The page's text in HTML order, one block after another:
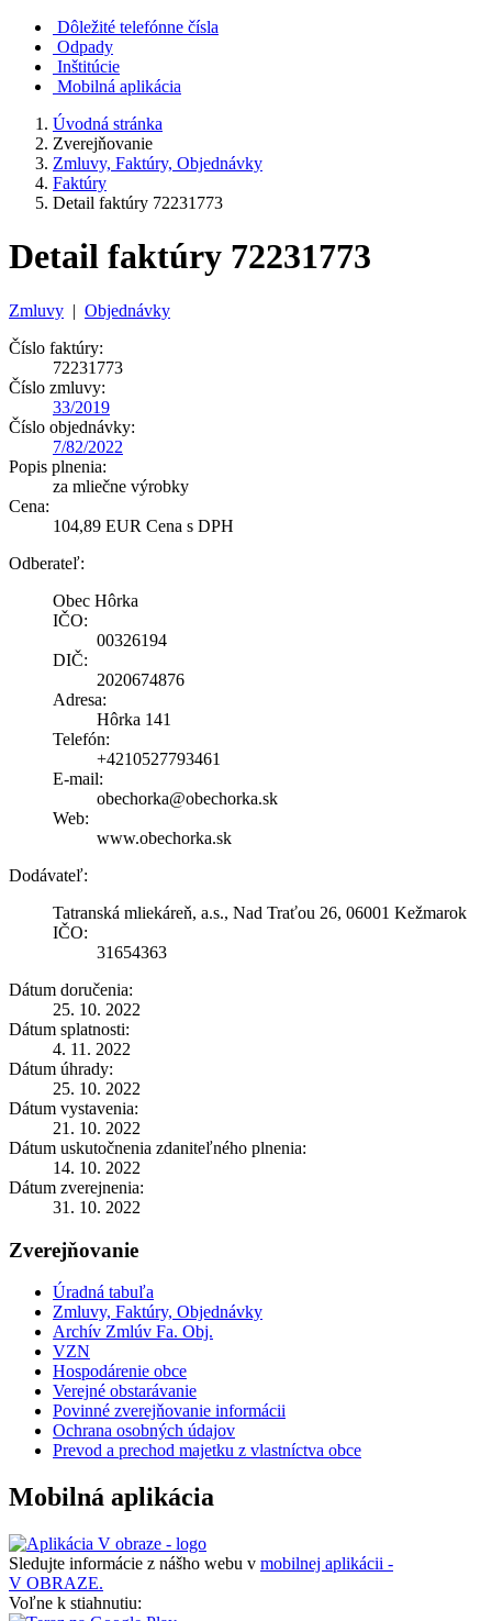
Dôležité telefónne čísla
Odpady
Inštitúcie
Mobilná aplikácia
Úvodná stránka
Zverejňovanie
Zmluvy, Faktúry, Objednávky
Faktúry
Detail faktúry 72231773
Detail faktúry 72231773
Zmluvy | Objednávky
Číslo faktúry:
72231773
Číslo zmluvy:
33/2019
Číslo objednávky:
7/82/2022
Popis plnenia:
za mliečne výrobky
Cena:
104,89 EUR Cena s DPH
Odberateľ:
Obec Hôrka
IČO:
00326194
DIČ:
2020674876
Adresa:
Hôrka 141
Telefón:
+4210527793461
E-mail:
obechorka@obechorka.sk
Web:
www.obechorka.sk
Dodávateľ:
Tatranská mliekáreň, a.s., Nad Traťou 26, 06001 Kežmarok
IČO:
31654363
Dátum doručenia:
25. 10. 2022
Dátum splatnosti:
4. 11. 2022
Dátum úhrady:
25. 10. 2022
Dátum vystavenia:
21. 10. 2022
Dátum uskutočnenia zdaniteľného plnenia:
14. 10. 2022
Dátum zverejnenia:
31. 10. 2022
Zverejňovanie
Úradná tabuľa
Zmluvy, Faktúry, Objednávky
Archív Zmlúv Fa. Obj.
VZN
Hospodárenie obce
Verejné obstarávanie
Povinné zverejňovanie informácii
Ochrana osobných údajov
Prevod a prechod majetku z vlastníctva obce
Mobilná aplikácia
Sledujte informácie z nášho webu v mobilnej aplikácii -
V OBRAZE.
Voľne k stiahnutiu: